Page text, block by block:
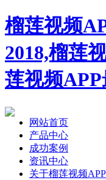
榴莲视频
2018,榴莲
莲视频
网站首页
产品中心
成功案例
资讯中心
关于榴莲视频